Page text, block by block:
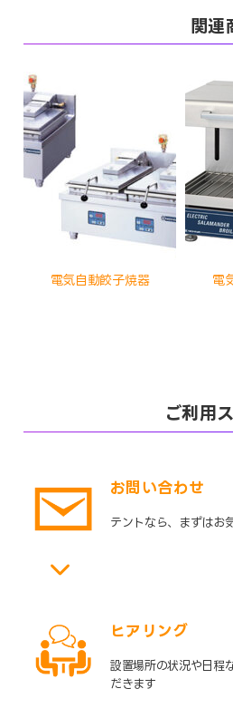
関連
電気自動餃子焼器 電
ご利用
お問い合わせ
テントなら、まずはお
ヒアリング
設置場所の状況や日程
だきます